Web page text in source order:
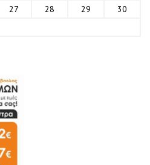
27 28 29
30